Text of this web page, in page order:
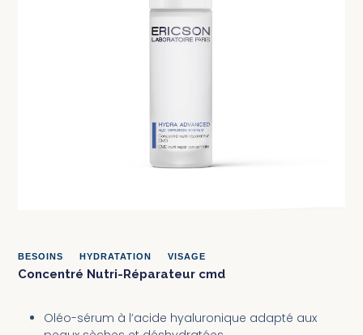
BESOINS HYDRATATION VISAGE
Concentré Nutri-Réparateur cmd
Oléo-sérum à l’acide hyaluronique adapté aux